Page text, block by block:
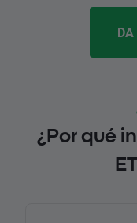
¿Por qué